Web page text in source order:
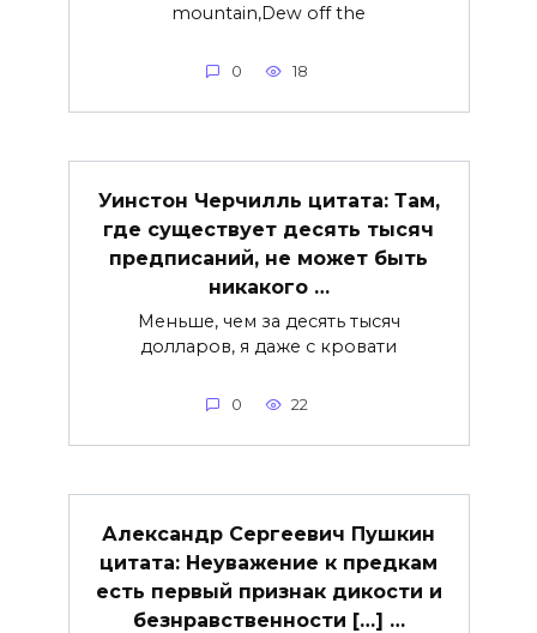
mountain,Dew off the
0 18
Уинстон Черчилль цитата: Там,
где существует десять тысяч
предписаний, не может быть
никакого …
Меньше, чем за десять тысяч
долларов, я даже с кровати
0 22
Александр Сергеевич Пушкин
цитата: Неуважение к предкам
есть первый признак дикости и
безнравственности […] …